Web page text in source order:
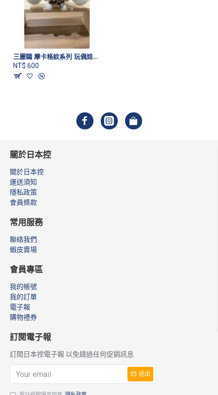
三麗鷗 摩卡格紋系列 玩偶娃娃吊飾 大耳狗款
NT$ 600
關於日本控
關於日本控
運送須知
隱私政策
會員條款
常用服務
聯絡我們
蝦皮賣場
會員專區
我的帳號
我的訂單
電子報
購物禮券
訂閱電子報
訂閱日本控電子報 以免錯過任何促銷訊息
送出